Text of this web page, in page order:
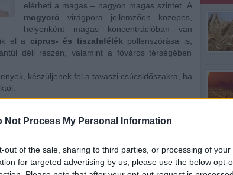
Not Process My Personal Information
out of the sale, sharing to third parties, or processing of
for targeted advertising by us, please use the below opt-
elérheti a magas – nagyon magas szintet. A
mogyoró virágpora jellemzően közepes,
helyenként magas koncentrációban van
el a ciprus- és tiszafafélék pollenszórása is,
déli részén, valamint a főváros térségében
készüljenek fel a tavaszi csúcsidőszakra, ha
periódusai: